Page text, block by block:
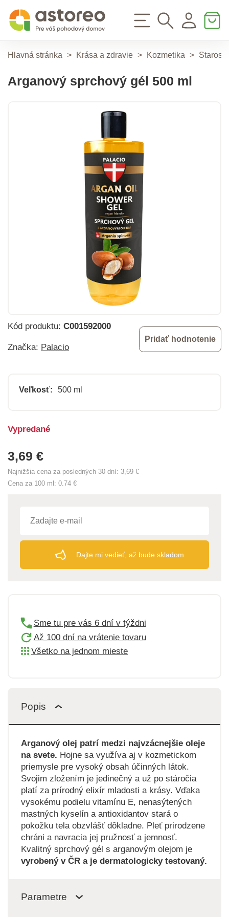
Hlavná stránka > Krása a zdravie > Kozmetika >
Arganový sprchový gél 500 ml
Kód produktu: C001592000
Značka: Palacio
Pridať hodnotenie
Veľkosť: 500 ml
3,69 €
Najnižšia cena za posledných 30 dní: 3,69 €
Cena za 100 ml: 0.74 €
Vypredané
Dajte mi vedieť, až bude skladom
Sme tu pre vás 6 dní v týždni
Až 100 dní na vrátenie tovaru
Všetko na jednom mieste
Popis
Arganový olej patrí medzi najvzácnejšie oleje
na svete. Hojne sa využíva aj v kozmetickom
priemysle pre vysoký obsah účinných látok.
Svojim zložením je jedinečný a už po stáročia
platí za prírodný elixír mladosti a krásy. Vďaka
vysokému podielu vitamínu E, nenasýtených
mastných kyselín a antioxidantov stará o
pokožku tela obzvlášť dôkladne. Pleť prirodzene
chráni a navracia jej pružnosť a jemnosť.
Kvalitný sprchový gél s arganovým olejom je
vyrobený v ČR a je dermatologicky testovaný.
Parametre